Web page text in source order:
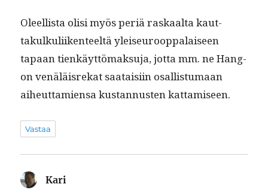
Oleel­lista olisi myös per­iä raskaal­ta kaut­
takulkuli­iken­teeltä yleiseu­roop­palaiseen
tapaan tienkäyt­tö­mak­su­ja, jot­ta mm. ne Hang­
on venäläis­rekat saataisi­in osal­lis­tu­maan
aiheut­tamien­sa kus­tan­nusten kattamiseen.
Vastaa
Kari